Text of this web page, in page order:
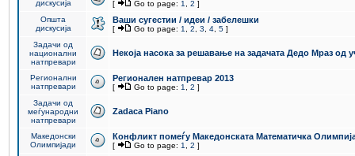
дискусија
[ Go to page: 1 2 ]
Општа
дискусија
Ваши сугестии / идеи / забелешки
[ Go to page: 1 2 3 4 5 ]
Задачи од
национални
натпревари
Некоја насока за решавање на задачата Дедо Мраз од
Регионални
натпревари
Регионален натпревар 2013
[ Go to page: 1 2 ]
Задачи од
меѓународни
натпревари
Zadaca Piano
Македонски
Олимпијади
Конфликт помеѓу Македонската Математичка
[ Go to page: 1 2 ]